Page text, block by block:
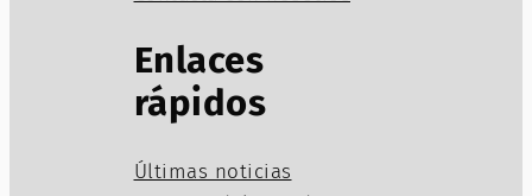
Enlaces
rápidos
Últimas noticias